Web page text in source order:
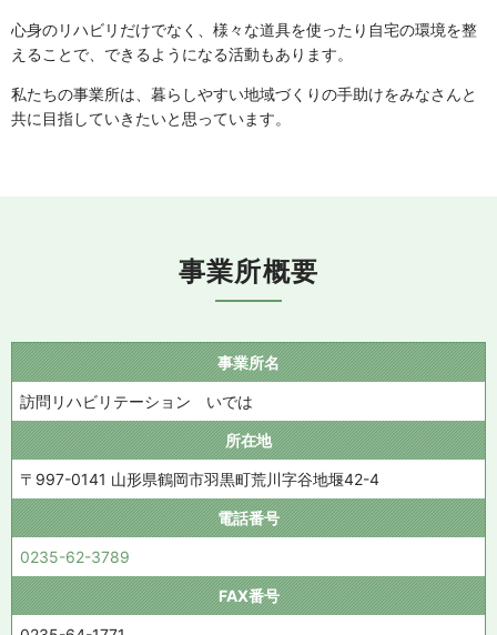
心身のリハビリだけでなく、様々な道具を使ったり自宅の環境を整
えることで、できるようになる活動もあります。
私たちの事業所は、暮らしやすい地域づくりの手助けをみなさんと
共に目指していきたいと思っています。
事業所概要
事業所名
訪問リハビリテーション いでは
所在地
〒997-0141 山形県鶴岡市羽黒町荒川字谷地堰42-4
電話番号
0235-62-3789
FAX番号